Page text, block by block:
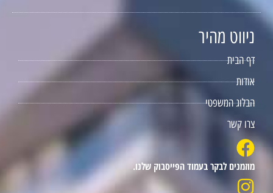
ניווט מהיר
דף הבית
אודות
הבלוג המשפטי
צרו קשר
מוזמנים לבקר בעמוד הפייסבוק שלנו.